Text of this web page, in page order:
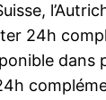
24h